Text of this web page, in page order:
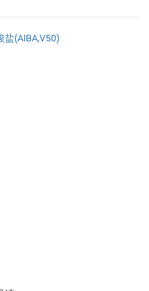
(AIBA,V50)